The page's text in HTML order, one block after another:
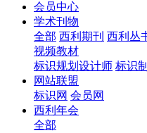
会员中心
学术刊物
全部 西利期刊 西利丛
视频教材
标识规划设计师 标识
网站联盟
标识网 会员网
西利年会
全部